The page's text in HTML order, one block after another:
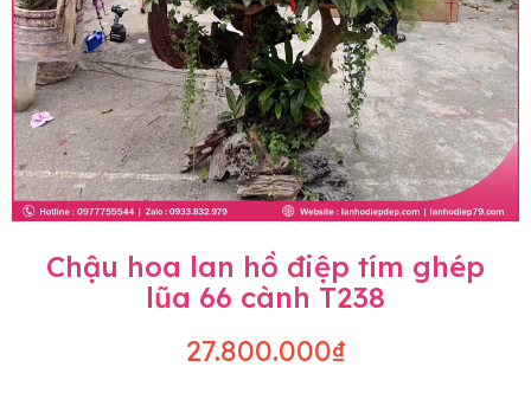
Chậu hoa lan hồ điệp tím ghép
lũa 66 cành T238
27.800.000₫